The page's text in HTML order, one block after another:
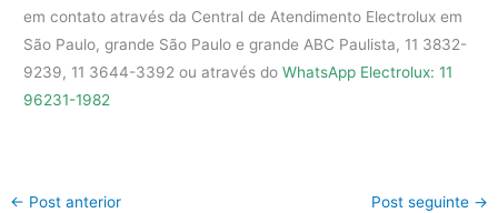
em contato através da Central de Atendimento Electrolux em
São Paulo, grande São Paulo e grande ABC Paulista, 11 3832-
9239, 11 3644-3392 ou através doWhatsApp Electrolux: 11
96231-1982
← Post anterior Post seguinte →